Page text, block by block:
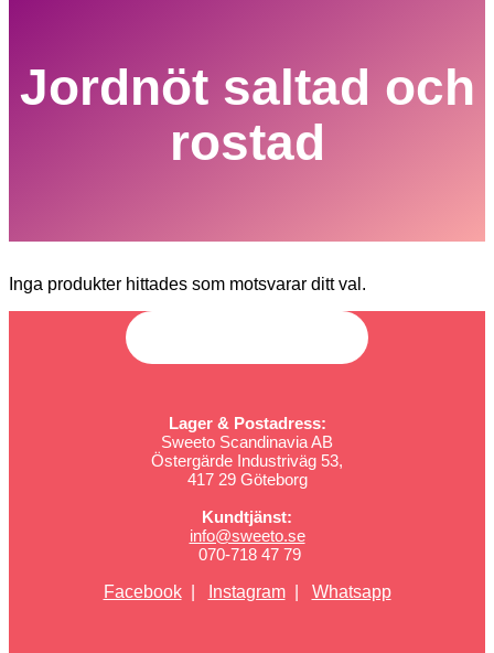
Jordnöt saltad och
rostad
Inga produkter hittades som motsvarar ditt val.
Lager & Postadress:
Sweeto Scandinavia AB
Östergärde Industriväg 53,
417 29 Göteborg
Kundtjänst:
info@sweeto.se
070-718 47 79
Facebook| Instagram| Whatsapp